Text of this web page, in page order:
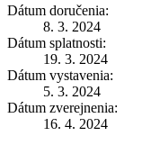
Dátum doručenia:
8. 3. 2024
Dátum splatnosti:
19. 3. 2024
Dátum vystavenia:
5. 3. 2024
Dátum zverejnenia:
16. 4. 2024